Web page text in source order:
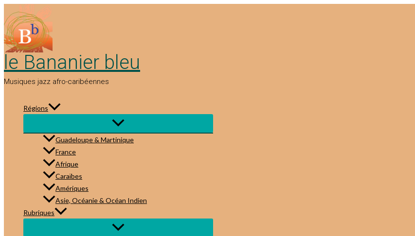
au
contenu
le Bananier bleu
Musiques jazz afro-caribéennes
Régions
Guadeloupe & Martinique
France
Afrique
Caraïbes
Amériques
Asie, Océanie & Océan Indien
Rubriques